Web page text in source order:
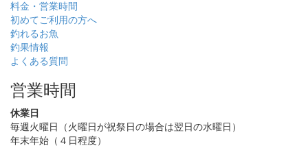
料金・営業時間
初めてご利用の方へ
釣れるお魚
釣果情報
よくある質問
営業時間
休業日
毎週火曜日（火曜日が祝祭日の場合は翌日の水曜日）
年末年始（４日程度）